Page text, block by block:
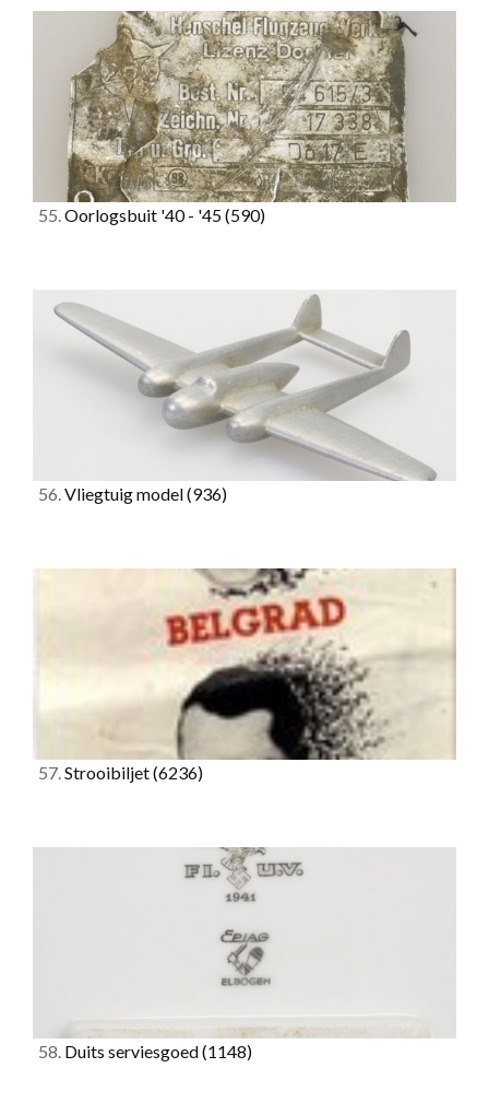
55.Oorlogsbuit '40 - '45(590)
56.Vliegtuig model(936)
57.Strooibiljet(6236)
58. Duits serviesgoed(1148)